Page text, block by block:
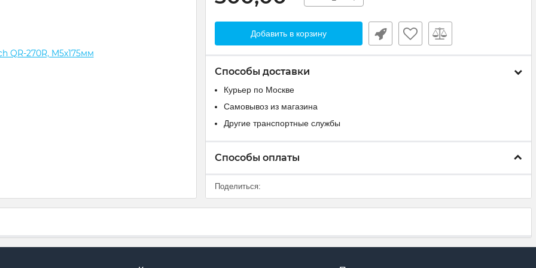
Добавить в корзину
Способы доставки
Курьер по Москве
Самовывоз из магазина
Другие транспортные службы
Способы оплаты
Поделиться: